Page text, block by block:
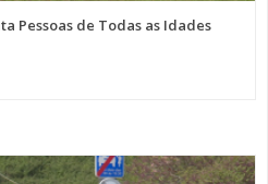
Pessoas de Todas as Idades